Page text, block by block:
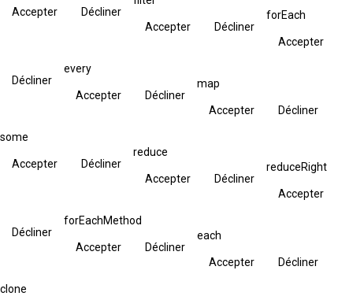
Accepter Décliner
Accepter Décliner
forEach
Accepter
Décliner
every
Accepter Décliner
map
Accepter Décliner
some
Accepter Décliner
reduce
Accepter Décliner
reduceRight
Accepter
Décliner
forEachMethod
Accepter Décliner
each
Accepter Décliner
clone